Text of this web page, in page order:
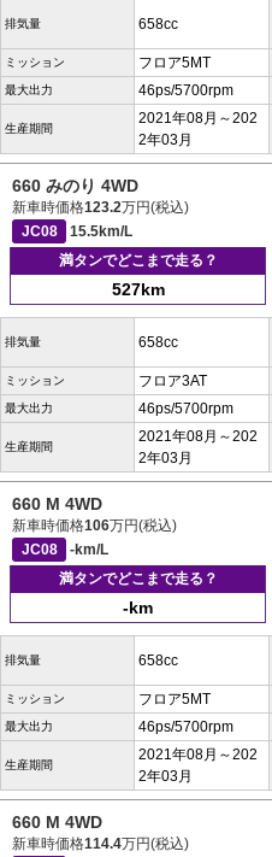
排気量 658cc
ミッション フロア5MT
最大出力 46ps/5700rpm
生産期間
2021年08月～202
2年03月
660 みのり 4WD
新車時価格123.2万円(税込)
JC08
15.5km/L
満タンでどこまで走る？
527km
排気量 658cc
ミッション フロア3AT
最大出力 46ps/5700rpm
生産期間
2021年08月～202
2年03月
660 M 4WD
新車時価格106万円(税込)
JC08
-km/L
満タンでどこまで走る？
-km
排気量 658cc
ミッション フロア5MT
最大出力 46ps/5700rpm
生産期間
2021年08月～202
2年03月
660 M 4WD
新車時価格114.4万円(税込)